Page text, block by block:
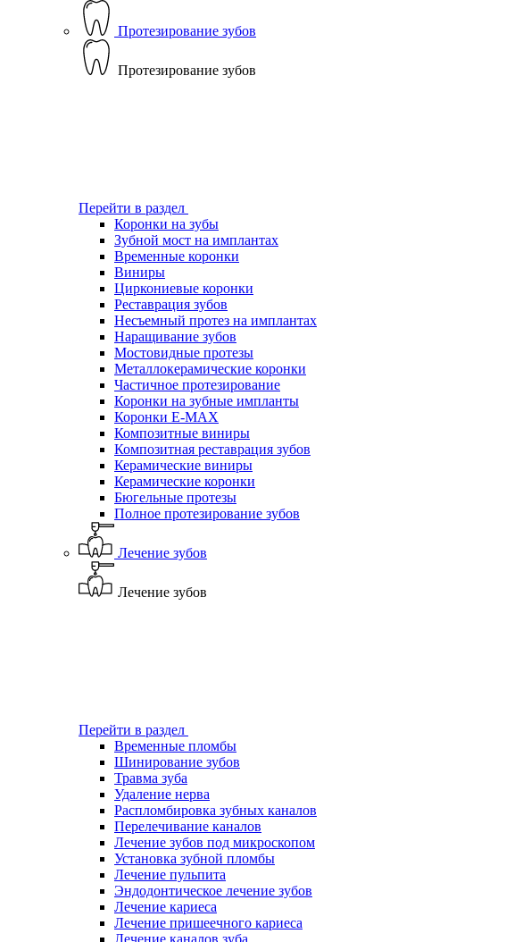
Протезирование зубов
Протезирование зубов
Перейти в раздел
Коронки на зубы
Зубной мост на имплантах
Временные коронки
Виниры
Циркониевые коронки
Реставрация зубов
Несъемный протез на имплантах
Наращивание зубов
Мостовидные протезы
Металлокерамические коронки
Частичное протезирование
Коронки на зубные импланты
Коронки E-MAX
Композитные виниры
Композитная реставрация зубов
Керамические виниры
Керамические коронки
Бюгельные протезы
Полное протезирование зубов
Лечение зубов
Лечение зубов
Перейти в раздел
Временные пломбы
Шинирование зубов
Травма зуба
Удаление нерва
Распломбировка зубных каналов
Перелечивание каналов
Лечение зубов под микроскопом
Установка зубной пломбы
Лечение пульпита
Эндодонтическое лечение зубов
Лечение кариеса
Лечение пришеечного кариеса
Лечение каналов зуба